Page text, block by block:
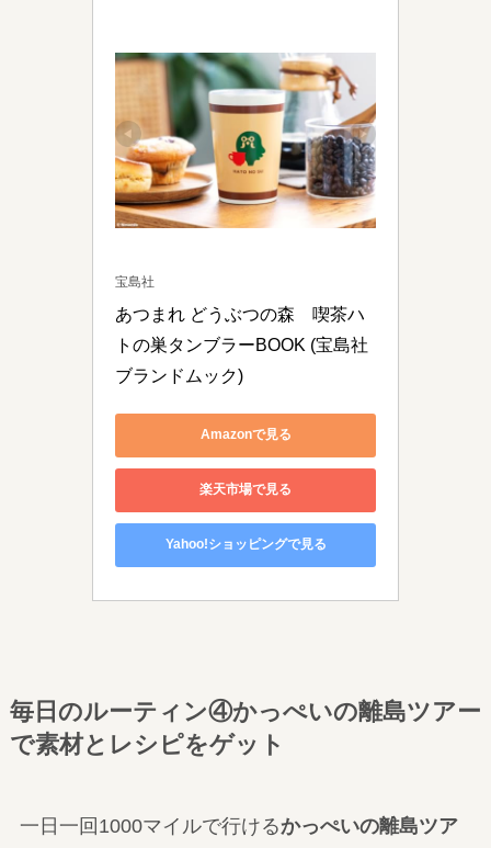
宝島社
あつまれ どうぶつの森　喫茶ハ
トの巣タンブラーBOOK (宝島社
ブランドムック)
Amazonで見る
楽天市場で見る
Yahoo!ショッピングで見る
毎日のルーティン④かっぺいの離島ツアー
で素材とレシピをゲット
一日一回1000マイルで行けるかっぺいの離島ツア